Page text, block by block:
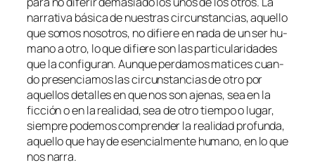
na­rra­ti­va bá­si­ca de nues­tras cir­cuns­tan­cias, aque­llo
que so­mos no­so­tros, no di­fie­re en na­da de un ser hu­
mano a otro, lo que di­fie­re son las par­ti­cu­la­ri­da­des
que la con­fi­gu­ran. Aunque per­da­mos ma­ti­ces cuan­
do pre­sen­cia­mos las cir­cuns­tan­cias de otro por
aque­llos de­ta­lles en que nos son aje­nas, sea en la
fic­ción o en la reali­dad, sea de otro tiem­po o lu­gar,
siem­pre po­de­mos com­pren­der la reali­dad pro­fun­da,
aque­llo que hay de esen­cial­men­te hu­mano, en lo que
nos narra.